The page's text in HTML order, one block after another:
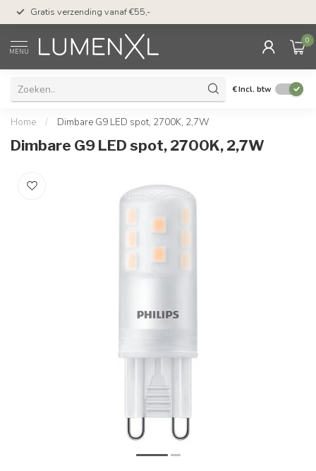
Gratis verzending vanaf €55,-
MENU
0
€Incl. btw
Home / Dimbare G9 LED spot, 2700K, 2,7W
Dimbare G9 LED spot, 2700K, 2,7W